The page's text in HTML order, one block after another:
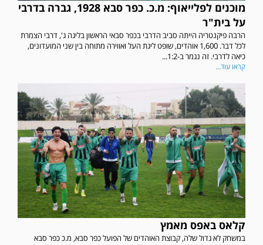
מוכנים לפלייאוף: מ.כ. כפר סבא 1928, גברה בדרבי
על בית"ר
הרבה פיקנטריה הייתה סביב הדרבי בכפר סבאי הראשון בליגה ג', דרבי הצמרת
לכל דבר. 1,600 אוהדים, שופט ליגת העל ואווירה מתוחה בין שני המועדונים,
כיאה לדרבי. זה נגמר ב-1:2...
קראו עוד...
קלאס באפס מאמץ
במשחק לא גדול שלה, קבוצת האוהדים של הפועל כפר סבא, מ.כ כפר סבא